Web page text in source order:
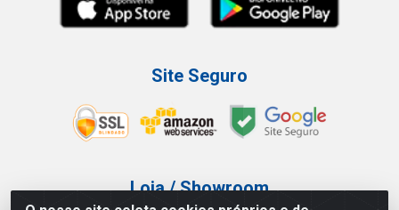
Site Seguro
Loja / Showroom